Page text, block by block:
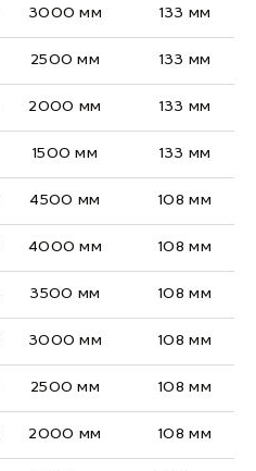
3000 мм 133 мм
2500 мм 133 мм
2000 мм 133 мм
1500 мм 133 мм
4500 мм 108 мм
4000 мм 108 мм
3500 мм 108 мм
3000 мм 108 мм
2500 мм 108 мм
2000 мм 108 мм